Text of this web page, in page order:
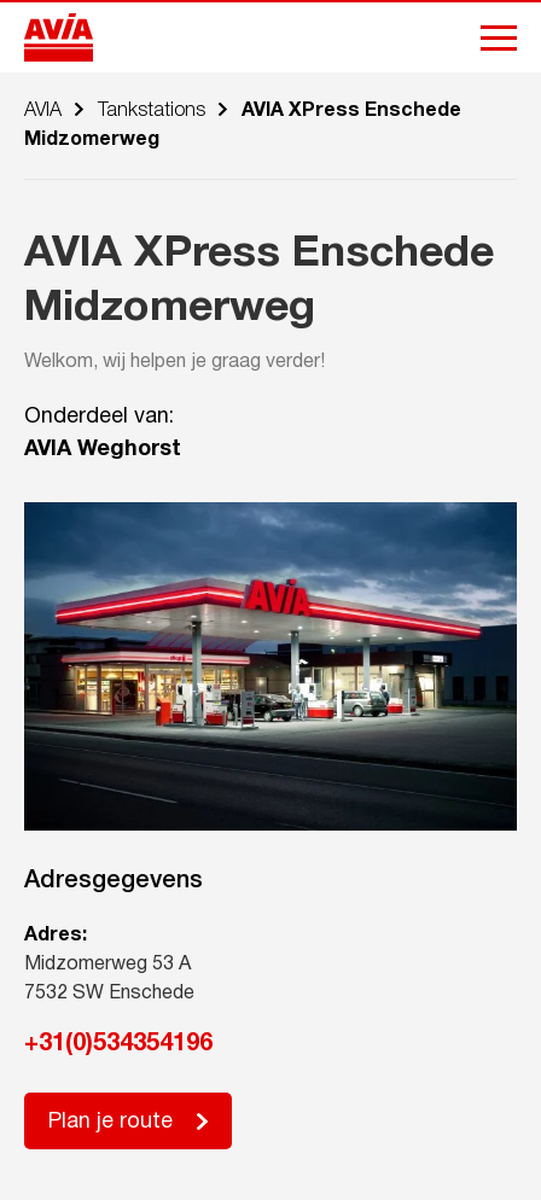
AVIA Tankstations
AVIA XPress Enschede
Midzomerweg
AVIA XPress Enschede
Midzomerweg
Welkom, wij helpen je graag verder!
Onderdeel van:
AVIA Weghorst
Adresgegevens
Adres:
Midzomerweg 53 A
7532 SW Enschede
+31(0)534354196
Plan je route